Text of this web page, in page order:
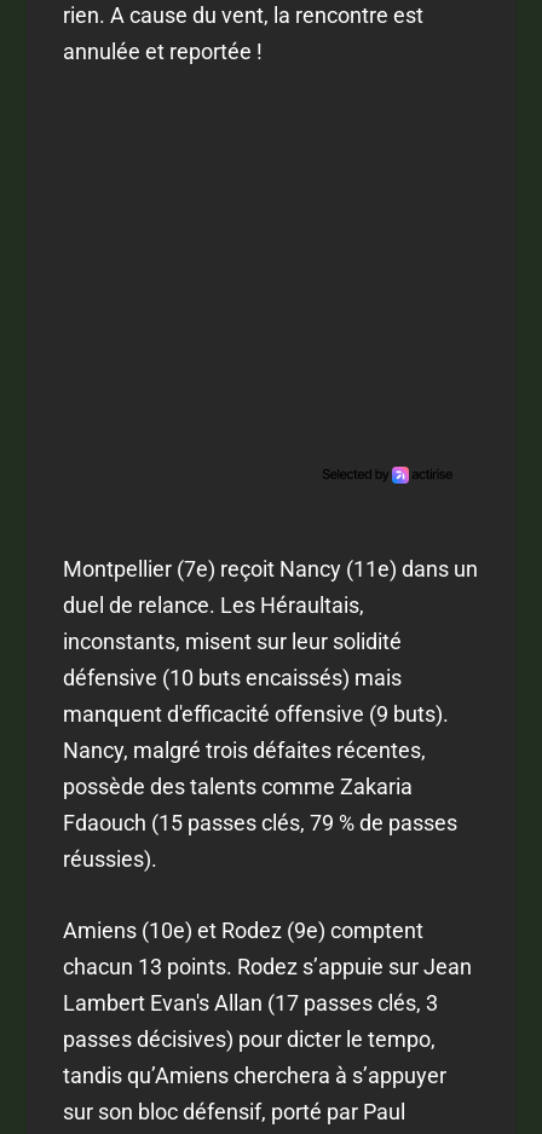
rien. A cause du vent, la rencontre est
annulée et reportée !
Montpellier (7e) reçoit Nancy (11e) dans un
duel de relance. Les Héraultais,
inconstants, misent sur leur solidité
défensive (10 buts encaissés) mais
manquent d'efficacité offensive (9 buts).
Nancy, malgré trois défaites récentes,
possède des talents comme Zakaria
Fdaouch (15 passes clés, 79 % de passes
réussies).
Amiens (10e) et Rodez (9e) comptent
chacun 13 points. Rodez s’appuie sur Jean
Lambert Evan's Allan (17 passes clés, 3
passes décisives) pour dicter le tempo,
tandis qu’Amiens cherchera à s’appuyer
sur son bloc défensif, porté par Paul